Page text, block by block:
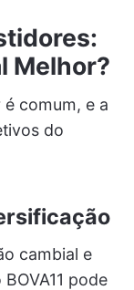
Melhor?
comum, e a
do
cambial e
pode